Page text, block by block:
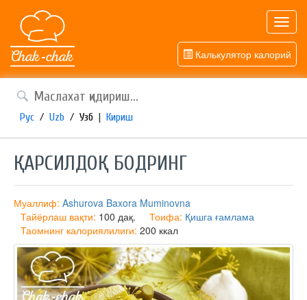
Калькулятор калорий
Рус / Uzb / Узб | Кириш
ҚАРСИЛДОҚ БОДРИНГ
Муаллиф: Ashurova Baxora Muminovna
Тайёрлаш вақти: 100 дақ. Тоифа: Қишга ғамлама
Таомнинг калориялилиги: 200 ккал